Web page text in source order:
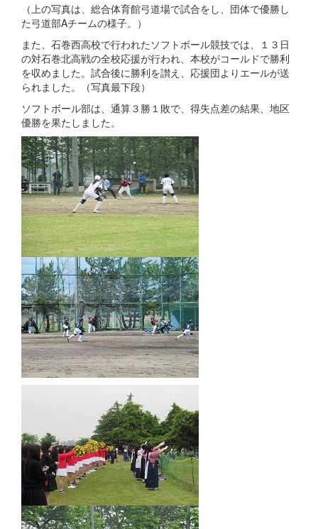
（上の写真は、総合体育館弓道場で試合をし、団体で優勝し
た弓道部Aチームの様子。）
また、石巻西高校で行われたソフトボール競技では、１３日
の対石巻北高戦の全校応援が行われ、本校がコールドで勝利
を収めました。試合後に勝利を讃え、応援団よりエールが送
られました。（写真最下段）
ソフトボール部は、通算３勝１敗で、得失点差の結果、地区
優勝を果たしました。